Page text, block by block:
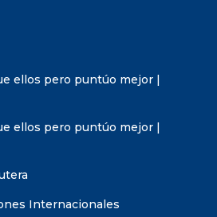
ellos pero puntúo mejor |
ellos pero puntúo mejor |
Internacionales